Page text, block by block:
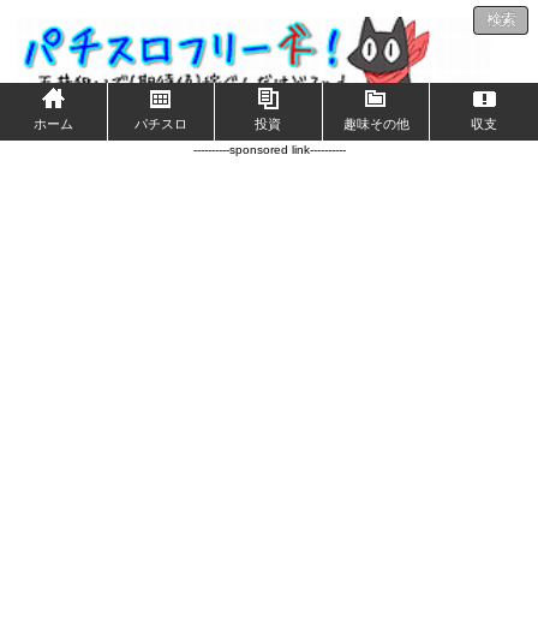
検索
ホーム パチスロ 投資 趣味その他 収支
----------sponsored link----------